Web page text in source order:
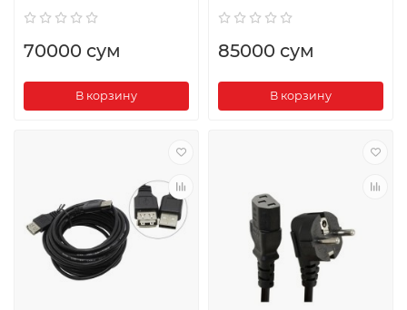
70000 сум
В корзину
85000 сум
В корзину